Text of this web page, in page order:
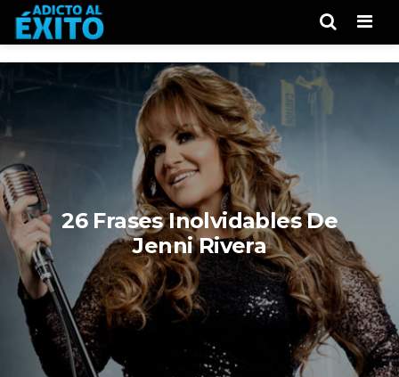
26 Frases Inolvidables De
Jenni Rivera